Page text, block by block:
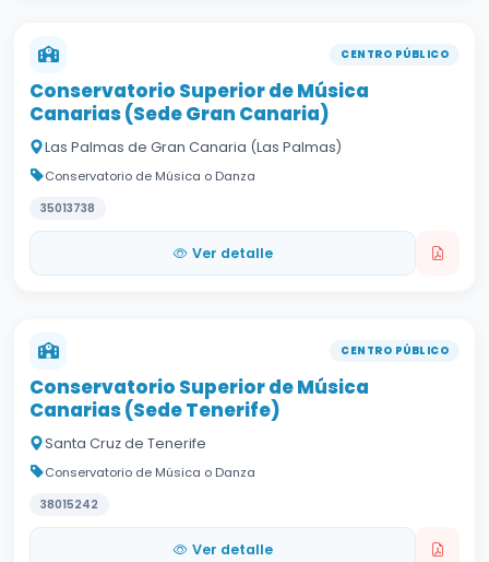
CENTRO PÚBLICO
Conservatorio Superior de Música
Canarias (Sede Gran Canaria)
Las Palmas de Gran Canaria (Las Palmas)
Conservatorio de Música o Danza
35013738
Ver detalle
CENTRO PÚBLICO
Conservatorio Superior de Música
Canarias (Sede Tenerife)
Santa Cruz de Tenerife
Conservatorio de Música o Danza
38015242
Ver detalle